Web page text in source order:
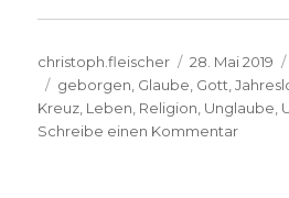
Autor
christoph.fleischer
Veröffentlicht
am
28. Mai 2019
Schlagwörter
geborgen Glaube Gott ,
Kreuz Leben Religion Unglaube
Schreibe einen Kommentarzu